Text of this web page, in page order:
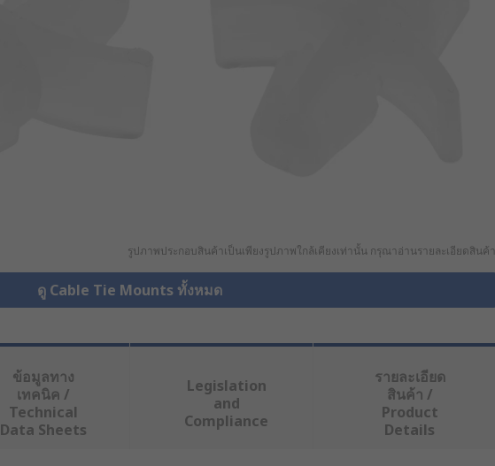
รูปภาพประกอบสินค้าเป็นเพียงรูปภาพใกล้เคียงเท่านั้น กรุณาอ่านรายละเอียดสินค้า
ดู Cable Tie Mounts ทั้งหมด
ข้อมูลทาง
เทคนิค /
Technical
Data Sheets
Legislation
and
Compliance
รายละเอียด
สินค้า /
Product
Details